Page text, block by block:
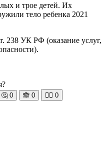
и трое детей. Их
тело ребенка 2021
238 УК РФ (оказание услуг,
🤔 0 🙈 0 🧘‍♀️ 0